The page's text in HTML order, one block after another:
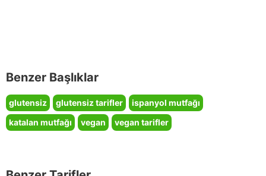
Benzer Başlıklar
glutensiz glutensiz tarifler
ispanyol mutfağı
katalan mutfağı
vegan vegan tarifler